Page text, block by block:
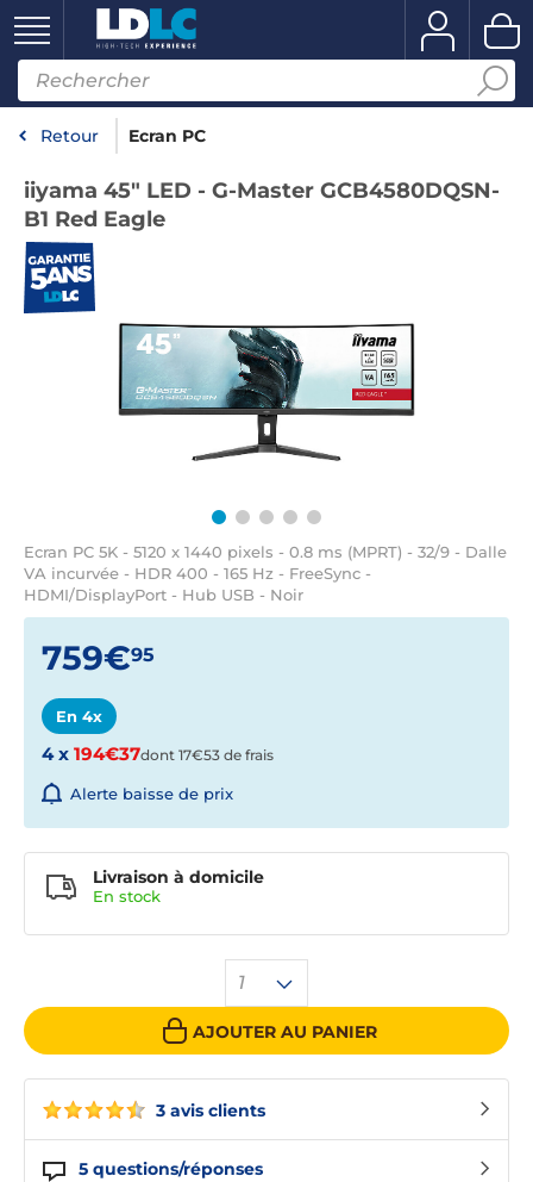
Retour Ecran PC
iiyama 45" LED - G-Master GCB4580DQSN-
B1 Red Eagle
Ecran PC 5K - 5120 x 1440 pixels - 0.8 ms (MPRT) - 32/9 - Dalle
VA incurvée - HDR 400 - 165 Hz - FreeSync -
HDMI/DisplayPort - Hub USB - Noir
3 avis clients
5 questions/réponses
759€95
En 4x
4 x 194€37dont 17€53 de frais
Alerte baisse de prix
1
AJOUTER AU PANIER
Livraison à domicile
En stock